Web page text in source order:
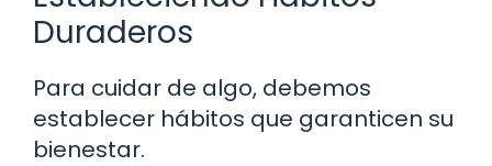
Duraderos
Para cuidar de algo, debemos
establecer hábitos que garanticen su
bienestar.